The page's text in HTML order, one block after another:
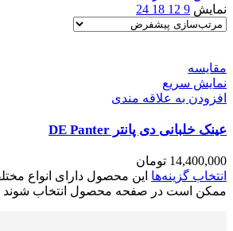
نمایش 9
12
18
24
مقايسه
نمایش سریع
افزودن به علاقه مندی
عینک خلبانی دی پانتر DE Panter
14,400,000 تومان
انتخاب گزینه‌ها این محصول دارای انواع
ممکن است در صفحه محصول انتخاب شوند